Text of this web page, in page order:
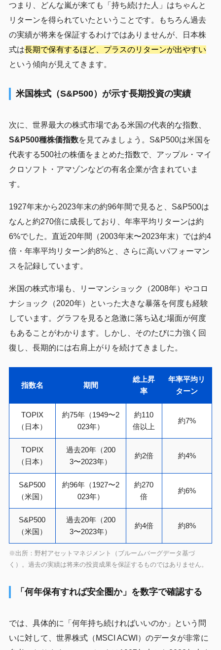
つまり、どんな嵐が来ても「持ち続けた人」はちゃんと
リターンを得られていたということです。もちろん過去
の実績が将来を保証するわけではありませんが、日本株
式は長期で保有するほど、プラスのリターンが出やすい
という傾向が見えてきます。
米国株式（S&P500）が示す長期投資の実績
次に、世界最大の株式市場である米国の代表的な指数、
S&P500種株価指数を見てみましょう。S&P500は米国を
代表する500社の株価をまとめた指数で、アップル・マイ
クロソフト・アマゾンなどの有名企業が含まれていま
す。
1927年末から2023年末の約96年間で見ると、S&P500は
なんと約270倍に成長しており、年率平均リターンは約
6%でした。直近20年間（2003年末〜2023年末）では約4
倍・年率平均リターン約8%と、さらに高いパフォーマン
スを記録しています。
米国の株式市場も、リーマンショック（2008年）やコロ
ナショック（2020年）といった大きな暴落を何度も経験
しています。グラフを見ると急激に落ち込む場面が何度
もあることがわかります。しかし、そのたびに力強く回
復し、長期的には右肩上がりを続けてきました。
指数名 期間
総上昇
率
年率平均リ
ターン
TOPIX
（日本）
約75年（1949〜2
023年）
約110
倍以上
約7%
TOPIX
（日本）
過去20年（200
3〜2023年）
約2倍 約4%
S&P500
（米国）
約96年（1927〜2
023年）
約270
倍
約6%
S&P500
（米国）
過去20年（200
3〜2023年）
約4倍 約8%
※出所：野村アセットマネジメント（ブルームバーグデータ基づ
く）。過去の実績は将来の投資成果を保証するものではありません。
「何年保有すれば安全圏か」を数字で確認する
では、具体的に「何年持ち続ければいいのか」という問
いに対して、世界株式（MSCI ACWI）のデータが非常に